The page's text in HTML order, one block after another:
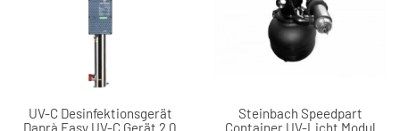
UV-C Desinfektionsgerät
Daprà Easy UV-C Gerät 2.0
Steinbach Speedpart
Container UV-Licht Modul